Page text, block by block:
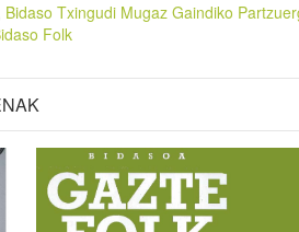
Bidaso Txingudi Mugaz Gaindiko
Folk